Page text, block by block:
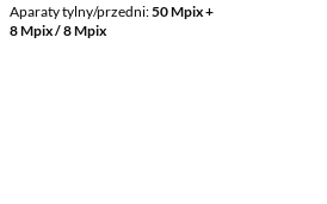
Aparaty tylny/przedni 50 Mpix +
8 Mpix / 8 Mpix